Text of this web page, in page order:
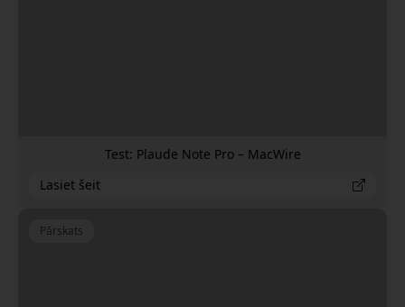
Test: Plaude Note Pro – MacWire
Lasiet šeit
Pārskats